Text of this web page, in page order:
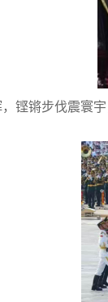
铿锵步伐震寰宇